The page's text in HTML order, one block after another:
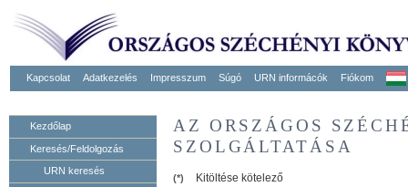
Kapcsolat Adatkezelés Impresszum Súgó URN informácók Fiókom
Kezdőlap
Keresés/Feldolgozás
URN keresés
AZ ORSZÁGOS
SZOLGÁLTATÁSA
(*)
Kitöltése kötelező